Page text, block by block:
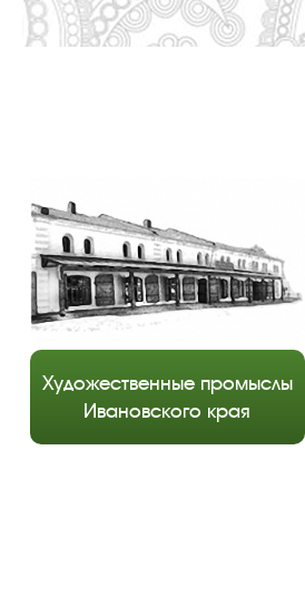
Художественные промыслы
Ивановского края